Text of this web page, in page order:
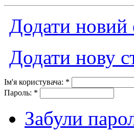
Додати новий
Додати нову
Ім'я користувача: *
Пароль: *
Забули